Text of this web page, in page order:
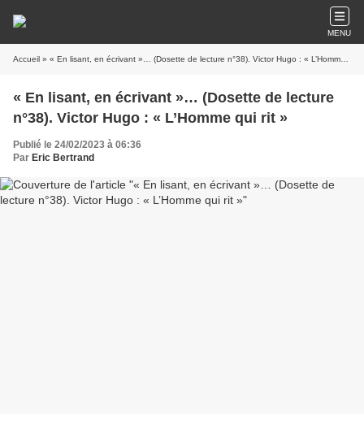
MENU
Accueil » « En lisant, en écrivant »… (Dosette de lecture n°38). Victor Hugo : « L’Homme qui rit »
« En lisant, en écrivant »… (Dosette de lecture
n°38). Victor Hugo : « L’Homme qui rit »
Publié le 24/02/2023 à 06:36
Par Eric Bertrand